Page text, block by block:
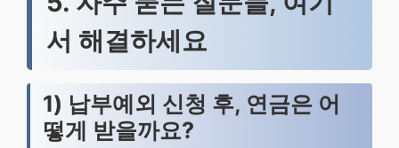
서 해결하세요
1) 납부예외 신청 후, 연금은 어
떻게 받을까요?